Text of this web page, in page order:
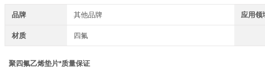
品牌 其他品牌 应用领
材质 四氟
聚四氟乙烯垫片*质量保证